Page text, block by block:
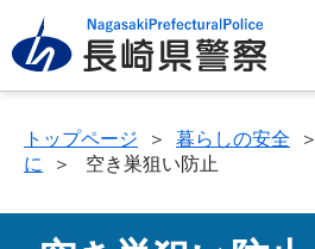
トップページ ＞ 暮らしの安全 ＞
に
＞ 空き巣狙い防止